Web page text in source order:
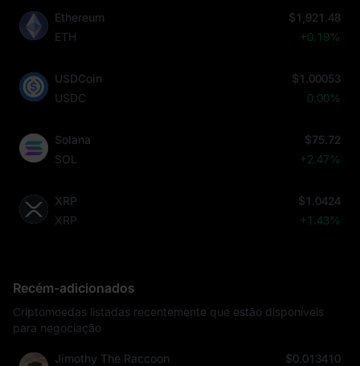
Ethereum
ETH
$1,921.48
+0.19%
USDCoin
USDC
$1.00053
0.00%
Solana
SOL
$75.72
+2.47%
XRP
XRP
$1.0424
+1.43%
Recém-adicionados
Criptomoedas listadas recentemente que estão disponíveis
para negociação
Jimothy The Raccoon
$0.013410